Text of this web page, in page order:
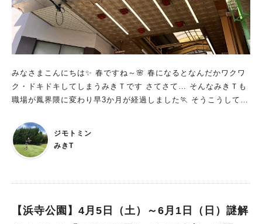
ゃぶ広場 ※画像は過去のもの 毎年大人気の『じゃぶじゃぶ広
場』が、2025年も4月26日から開催されますよ！ とても浅い親
水施設なので、小さいお子さんから大人までみんなで楽しむこと
ができます。 堺市内で、気軽に水遊びできるのは、ありがた
で一日はしゃぐのもアリですね。 公式サイト（☞ハーベストの
丘・じゃぶじゃぶ広場）の注意事項を確認して、熱中症対策をし
て楽しみましょう！ やっぱり動物とのふれあいも最高！ ハーベ
ですよね！ 入場は無料のエリアも多く、気軽に立ち寄れるのが
うれしいポイント。 さらに、エサを買って動物たちにあげる体
験は、子どもから大人まで楽しめますよ。 整理券配布のもの
チェック！ 支払い方法は現金のみの場合もあるので、多めに現
の詳細 シルバニアパークを満喫するのも◎ 入場料にプラス700
みなさまこんにちは✨ 春ですね～🌸 春になるとなんだかワクワ
ク・ドキドキしてしまうみきＴです さてさて… そんなみきＴも
職場が鳳界隈に変わり早3か月が経過しました🏃 そうこうしてい
✨ 4月26日（土）10：00～17：00 ＪＲ鳳駅すぐの「鳳本通商店
街」にて 「初」となるマルシェが開催されるそうなんです！ 雑
貨店やキッチンカー、親子で楽しめるワークショップなど 約3０
ジモトミン
みきT
【浜寺公園】4月5日（土）～6月1日（日）謎解